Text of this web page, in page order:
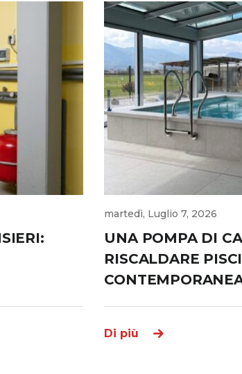
martedì, Luglio 7, 2026
UNA POMPA DI
RISCALDARE
Di più